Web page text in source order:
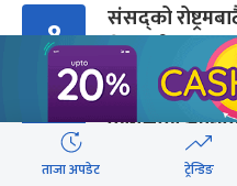
१
संसद्को
चेतावनी
२
कांग्रेसको
सुरुदेखि सुनुवाइ
ताजा अपडेट ट्रेन्डिङ